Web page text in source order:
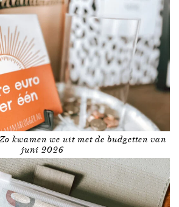
kwamen we uit met de budgetten van
juni 2026